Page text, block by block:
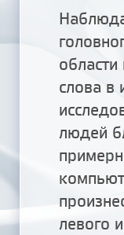
слова в
людей
левого